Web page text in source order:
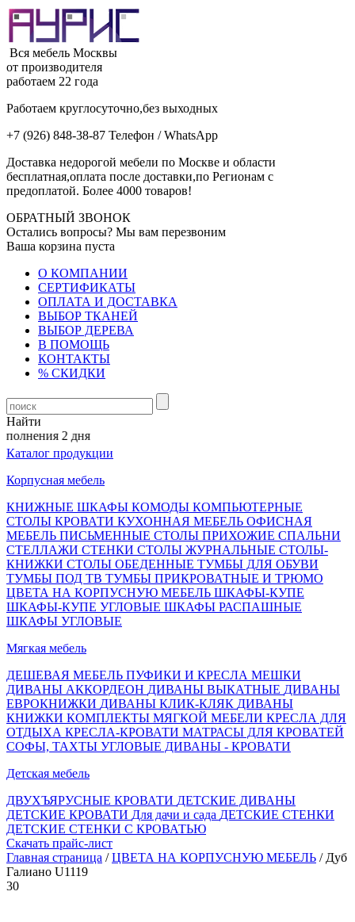
Вся мебель Москвы
от производителя
работаем 22 года
Работаем круглосуточно,без выходных
+7 (926) 848-38-87 Телефон / WhatsApp
Доставка недорогой мебели по Москве и области
бесплатная,оплата после доставки,по Регионам с
предоплатой. Более 4000 товаров!
ОБРАТНЫЙ ЗВОНОК
Остались вопросы? Мы вам перезвоним
Ваша корзина пуста
О КОМПАНИИ
СЕРТИФИКАТЫ
ОПЛАТА И ДОСТАВКА
ВЫБОР ТКАНЕЙ
ВЫБОР ДЕРЕВА
В ПОМОЩЬ
КОНТАКТЫ
% СКИДКИ
Найти
2 дня
Каталог продукции
Корпусная мебель
КНИЖНЫЕ ШКАФЫ КОМОДЫ КОМПЬЮТЕРНЫЕ
СТОЛЫ КРОВАТИ КУХОННАЯ МЕБЕЛЬ ОФИСНАЯ
МЕБЕЛЬ ПИСЬМЕННЫЕ СТОЛЫ ПРИХОЖИЕ СПАЛЬНИ
СТЕЛЛАЖИ СТЕНКИ СТОЛЫ ЖУРНАЛЬНЫЕ СТОЛЫ-
КНИЖКИ СТОЛЫ ОБЕДЕННЫЕ ТУМБЫ ДЛЯ ОБУВИ
ТУМБЫ ПОД ТВ ТУМБЫ ПРИКРОВАТНЫЕ И ТРЮМО
ЦВЕТА НА КОРПУСНУЮ МЕБЕЛЬ ШКАФЫ-КУПЕ
ШКАФЫ-КУПЕ УГЛОВЫЕ ШКАФЫ РАСПАШНЫЕ
ШКАФЫ УГЛОВЫЕ
Мягкая мебель
ДЕШЕВАЯ МЕБЕЛЬ ПУФИКИ И КРЕСЛА МЕШКИ
ДИВАНЫ АККОРДЕОН ДИВАНЫ ВЫКАТНЫЕ ДИВАНЫ
ЕВРОКНИЖКИ ДИВАНЫ КЛИК-КЛЯК ДИВАНЫ
КНИЖКИ КОМПЛЕКТЫ МЯГКОЙ МЕБЕЛИ КРЕСЛА ДЛЯ
ОТДЫХА КРЕСЛА-КРОВАТИ МАТРАСЫ ДЛЯ КРОВАТЕЙ
СОФЫ, ТАХТЫ УГЛОВЫЕ ДИВАНЫ - КРОВАТИ
Детская мебель
ДВУХЪЯРУСНЫЕ КРОВАТИ ДЕТСКИЕ ДИВАНЫ
ДЕТСКИЕ КРОВАТИ Для дачи и сада ДЕТСКИЕ СТЕНКИ
ДЕТСКИЕ СТЕНКИ С КРОВАТЬЮ
Скачать прайс-лист
Главная страница /ЦВЕТА НА КОРПУСНУЮ МЕБЕЛЬ / Дуб
Галиано U1119
30